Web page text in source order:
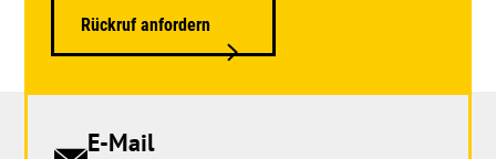
Rückruf anfordern
E-Mail